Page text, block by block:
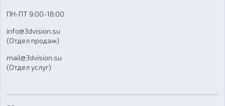
FAQ
ПН-ПТ 9:00-18:00
info@3dvision.su
(Отдел продаж)
mail@3dvision.su
(Отдел услуг)